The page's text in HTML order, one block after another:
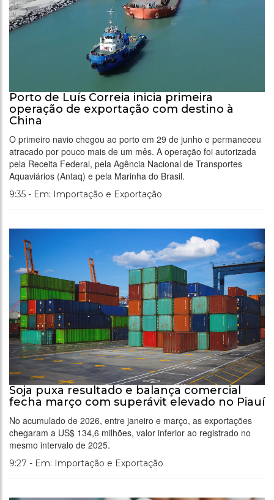
Porto de Luís Correia inicia primeira
operação de exportação com destino à
China
O primeiro navio chegou ao porto em 29 de junho e permaneceu
atracado por pouco mais de um mês. A operação foi autorizada
pela Receita Federal, pela Agência Nacional de Transportes
Aquaviários (Antaq) e pela Marinha do Brasil.
9:35 - Em: Importação e Exportação
Soja puxa resultado e balança comercial
fecha março com superávit elevado no Piauí
No acumulado de 2026, entre janeiro e março, as exportações
chegaram a US$ 134,6 milhões, valor inferior ao registrado no
mesmo intervalo de 2025.
9:27 - Em: Importação e Exportação